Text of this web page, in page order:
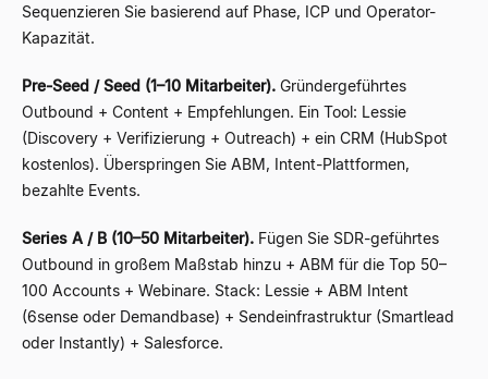
Sequenzieren Sie basierend auf Phase, ICP und Operator-
Kapazität.
Pre-Seed / Seed (1–10 Mitarbeiter). Gründergeführtes
Outbound + Content + Empfehlungen. Ein Tool: Lessie
(Discovery + Verifizierung + Outreach) + ein CRM (HubSpot
kostenlos). Überspringen Sie ABM, Intent-Plattformen,
bezahlte Events.
Series A / B (10–50 Mitarbeiter). Fügen Sie SDR-geführtes
Outbound in großem Maßstab hinzu + ABM für die Top 50–
100 Accounts + Webinare. Stack: Lessie + ABM Intent
(6sense oder Demandbase) + Sendeinfrastruktur (Smartlead
oder Instantly) + Salesforce.